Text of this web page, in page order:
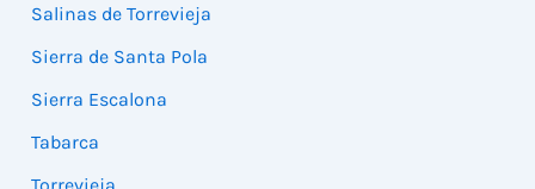
Salinas de Torrevieja
Sierra de Santa Pola
Sierra Escalona
Tabarca
Torrevieja